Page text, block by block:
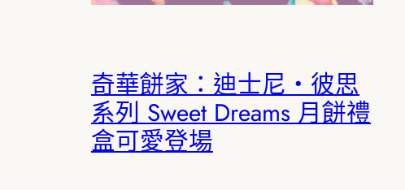
奇華餅家：迪士尼‧彼思
系列 Sweet Dreams 月餅禮
盒可愛登場